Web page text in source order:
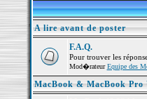
A lire avant de poster
F.A.Q.
Pour trouver les
Mod�rateurEquipe des
MacBook & MacBook Pro